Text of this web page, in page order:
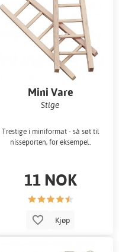
Mini Vare
Stige
Trestige i miniformat - så søt til
nisseporten, for eksempel.
11 NOK
Kjøp